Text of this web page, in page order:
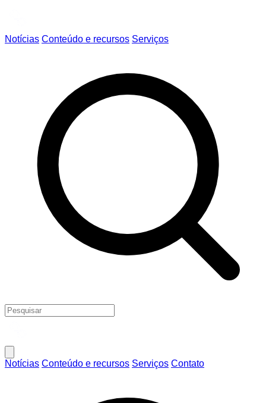
Notícias Conteúdo e recursos Serviços
Notícias Conteúdo e recursos Serviços Contato